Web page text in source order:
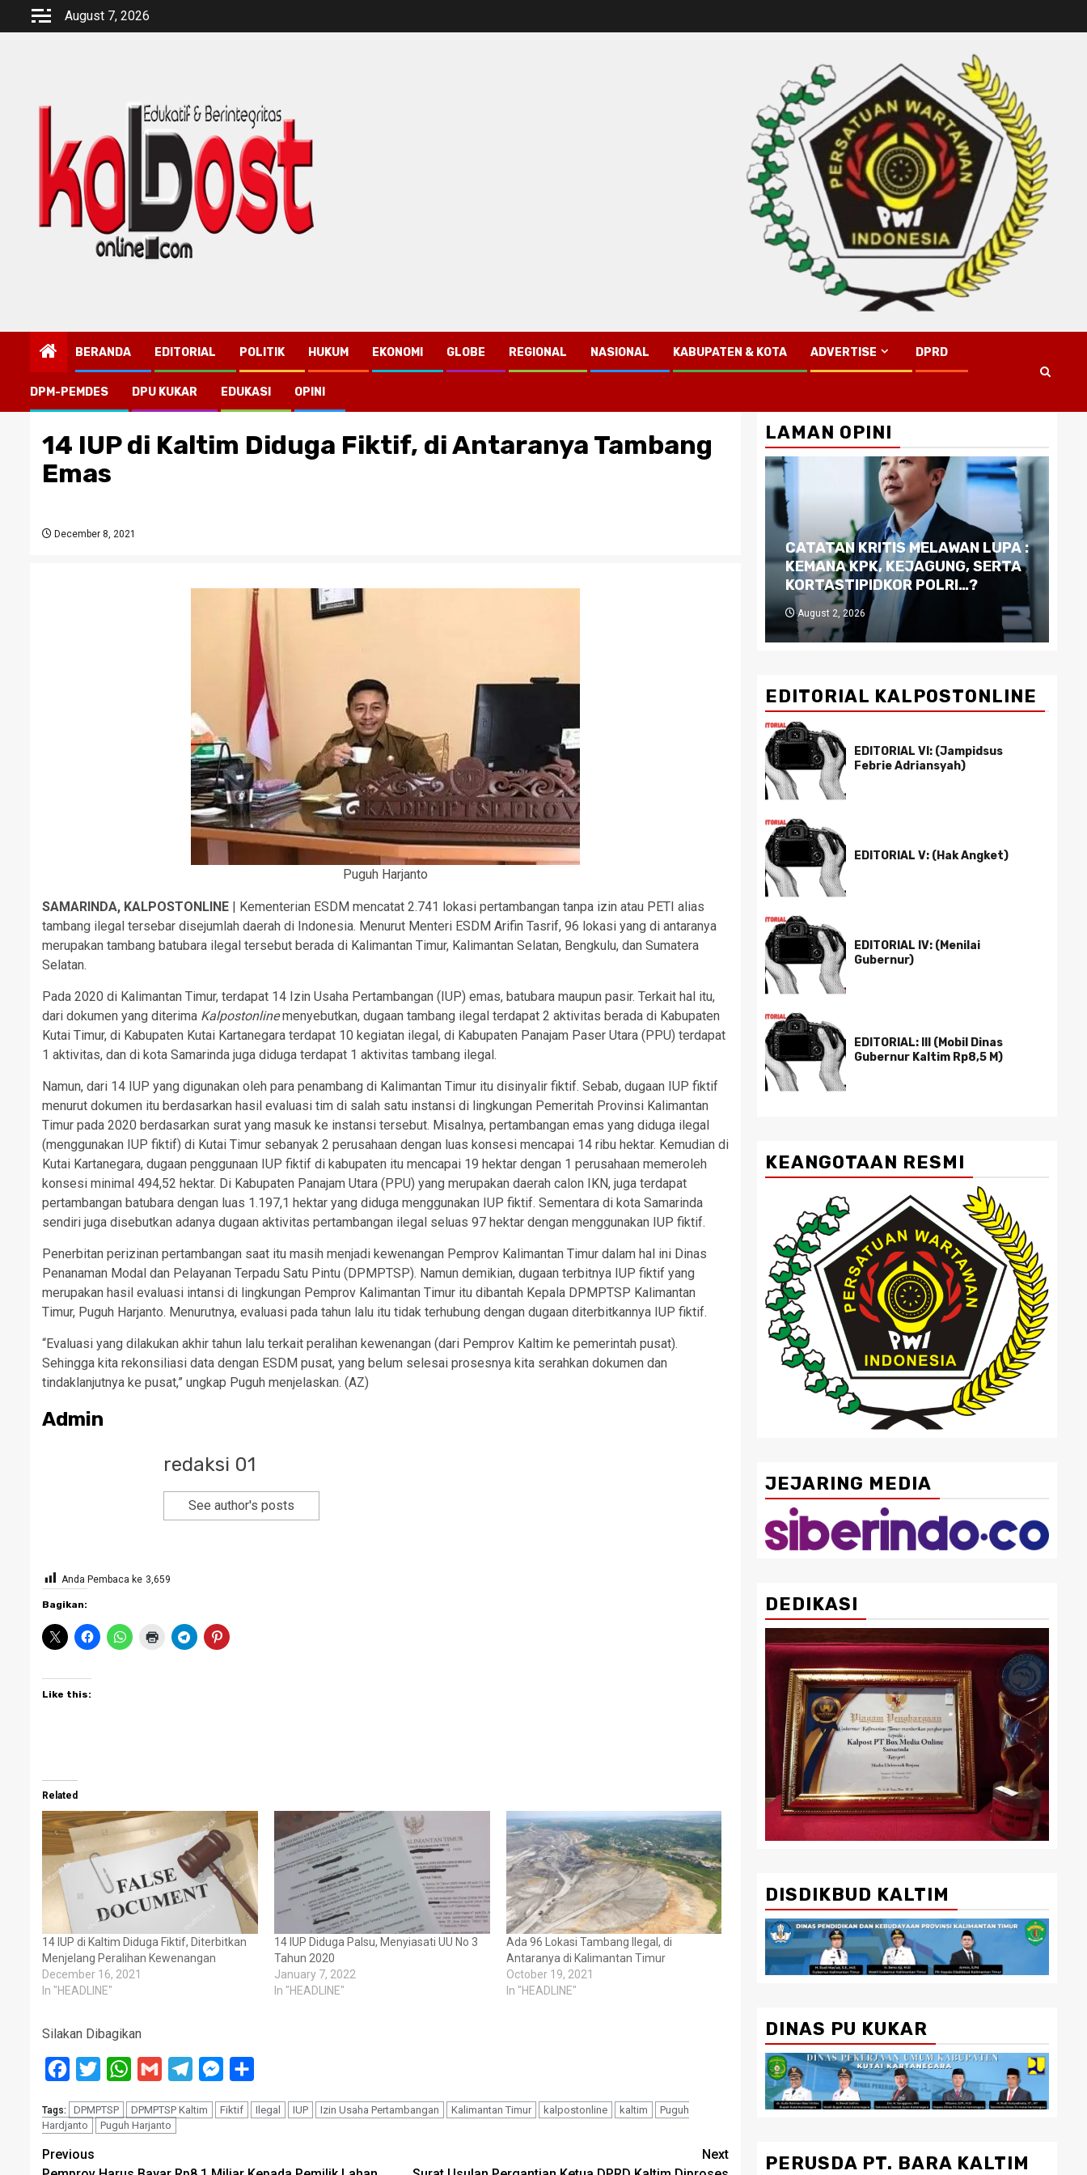
August 7, 2026
BERANDA EDITORIAL POLITIK HUKUM EKONOMI GLOBE REGIONAL NASIONAL KABUPATEN & KOTA ADVERTISE DPRD
DPM-PEMDES DPU KUKAR EDUKASI OPINI
14 IUP di Kaltim Diduga Fiktif, di Antaranya Tambang
Emas
December 8, 2021
Puguh Harjanto
SAMARINDA, KALPOSTONLINE | Kementerian ESDM mencatat 2.741 lokasi pertambangan tanpa izin atau PETI alias
tambang ilegal tersebar disejumlah daerah di Indonesia. Menurut Menteri ESDM Arifin Tasrif, 96 lokasi yang di antaranya
merupakan tambang batubara ilegal tersebut berada di Kalimantan Timur, Kalimantan Selatan, Bengkulu, dan Sumatera
Selatan.
Pada 2020 di Kalimantan Timur, terdapat 14 Izin Usaha Pertambangan (IUP) emas, batubara maupun pasir. Terkait hal itu,
dari dokumen yang diterima Kalpostonlinemenyebutkan, dugaan tambang ilegal terdapat 2 aktivitas berada di Kabupaten
Kutai Timur, di Kabupaten Kutai Kartanegara terdapat 10 kegiatan ilegal, di Kabupaten Panajam Paser Utara (PPU) terdapat
1 aktivitas, dan di kota Samarinda juga diduga terdapat 1 aktivitas tambang ilegal.
Namun, dari 14 IUP yang digunakan oleh para penambang di Kalimantan Timur itu disinyalir fiktif. Sebab, dugaan IUP fiktif
menurut dokumen itu berdasarkan hasil evaluasi tim di salah satu instansi di lingkungan Pemeritah Provinsi Kalimantan
Timur pada 2020 berdasarkan surat yang masuk ke instansi tersebut. Misalnya, pertambangan emas yang diduga ilegal
(menggunakan IUP fiktif) di Kutai Timur sebanyak 2 perusahaan dengan luas konsesi mencapai 14 ribu hektar. Kemudian di
Kutai Kartanegara, dugaan penggunaan IUP fiktif di kabupaten itu mencapai 19 hektar dengan 1 perusahaan memeroleh
konsesi minimal 494,52 hektar. Di Kabupaten Panajam Utara (PPU) yang merupakan daerah calon IKN, juga terdapat
pertambangan batubara dengan luas 1.197,1 hektar yang diduga menggunakan IUP fiktif. Sementara di kota Samarinda
sendiri juga disebutkan adanya dugaan aktivitas pertambangan ilegal seluas 97 hektar dengan menggunakan IUP fiktif.
Penerbitan perizinan pertambangan saat itu masih menjadi kewenangan Pemprov Kalimantan Timur dalam hal ini Dinas
Penanaman Modal dan Pelayanan Terpadu Satu Pintu (DPMPTSP). Namun demikian, dugaan terbitnya IUP fiktif yang
merupakan hasil evaluasi intansi di lingkungan Pemprov Kalimantan Timur itu dibantah Kepala DPMPTSP Kalimantan
Timur, Puguh Harjanto. Menurutnya, evaluasi pada tahun lalu itu tidak terhubung dengan dugaan diterbitkannya IUP fiktif.
“Evaluasi yang dilakukan akhir tahun lalu terkait peralihan kewenangan (dari Pemprov Kaltim ke pemerintah pusat).
Sehingga kita rekonsiliasi data dengan ESDM pusat, yang belum selesai prosesnya kita serahkan dokumen dan
tindaklanjutnya ke pusat,” ungkap Puguh menjelaskan. (AZ)
Admin
redaksi 01
See author's posts
Anda Pembaca ke 3,659
Bagikan:
Like this:
Related
14 IUP di Kaltim Diduga Fiktif, Diterbitkan
Menjelang Peralihan Kewenangan
December 16, 2021
In "HEADLINE"
14 IUP Diduga Palsu, Menyiasati UU No 3
Tahun 2020
January 7, 2022
In "HEADLINE"
Ada 96 Lokasi Tambang Ilegal, di
Antaranya di Kalimantan Timur
October 19, 2021
In "HEADLINE"
Silakan Dibagikan
Facebook
Twitter WhatsApp
Gmail TelegramMessenger
Tags: DPMPTSP DPMPTSP Kaltim Fiktif Ilegal IUP Izin Usaha Pertambangan Kalimantan Timur kalpostonline kaltim
Puguh
Hardjanto
Puguh Harjanto
Post
Previous
Next
LAMAN OPINI
CATATAN KRITIS MELAWAN LUPA :
KEMANA KPK, KEJAGUNG, SERTA
KORTASTIPIDKOR POLRI…?
August 2, 2026
EDITORIAL KALPOSTONLINE
EDITORIAL VI: (Jampidsus
Febrie Adriansyah)
EDITORIAL V: (Hak Angket)
EDITORIAL IV: (Menilai
Gubernur)
EDITORIAL: III (Mobil Dinas
Gubernur Kaltim Rp8,5 M)
KEANGOTAAN RESMI
JEJARING MEDIA
DEDIKASI
DISDIKBUD KALTIM
DINAS PU KUKAR
PERUSDA PT. BARA KALTIM